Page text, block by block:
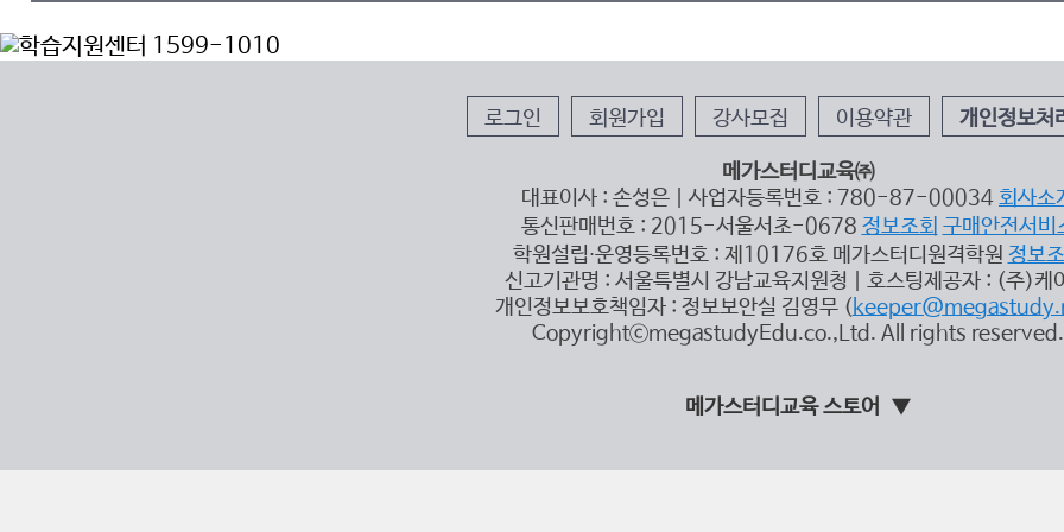
로그인 회원가입 강사모집 이용약관 개인정보처
메가스터디교육㈜
대표이사 : 손성은 | 사업자등록번호 : 780-87-00034 회사소
통신판매번호 : 2015-서울서초-0678 정보조회 구매안전서비
학원설립∙운영등록번호 : 제10176호 메가스터디원격학원 정보
신고기관명 : 서울특별시 강남교육지원청 | 호스팅제공자 : (주)케
개인정보보호책임자 : 정보보안실 김영무 (
CopyrightⓒmegastudyEdu.co.,Ltd. All rights reserved.
메가스터디교육 스토어